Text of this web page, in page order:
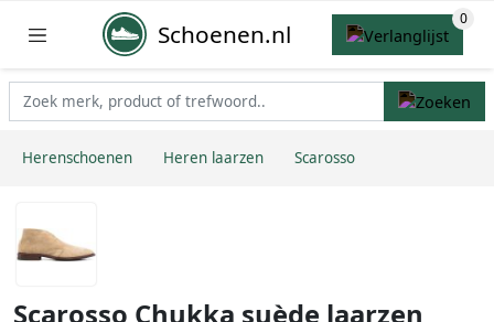
Schoenen.nl
Herenschoenen Heren laarzen Scarosso
Scarosso Chukka suède laarzen